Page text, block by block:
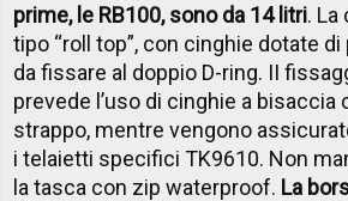
prime, le RB100, sono da 14 litri. La
tipo “roll top”, con cinghie dotate
da fissare al doppio D-ring. II
prevede l’uso di cinghie a bisaccia
strappo, mentre vengono
i telaietti specifici TK9610. Non
la tasca con zip waterproof. La